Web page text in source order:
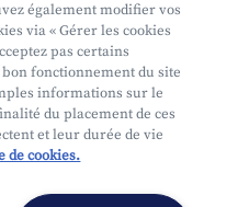
également modifier vos
via « Gérer les cookies
pas certains
fonctionnement du site
informations sur le
du placement de ces
et leur durée de vie
de cookies.